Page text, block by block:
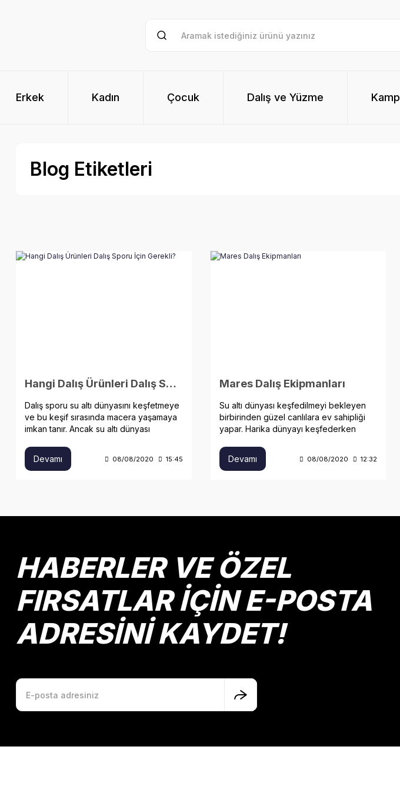
Erkek Kadın Çocuk Dalış ve Yüzme Kamp
Blog Etiketleri
Hangi Dalış Ürünleri Dalış Sporu İçin Gerekli?
Dalış sporu su altı dünyasını keşfetmeye
ve bu keşif sırasında macera yaşamaya
imkan tanır. Ancak su altı dünyası
Devamı
08/08/2020 15:45
Mares Dalış Ekipmanları
Su altı dünyası keşfedilmeyi bekleyen
birbirinden güzel canlılara ev sahipliği
yapar. Harika dünyayı keşfederken
oynar.
Devamı 08/08/2020 12:32
HABERLER VE ÖZEL
FIRSATLAR İÇİN E-POSTA
ADRESİNİ KAYDET!